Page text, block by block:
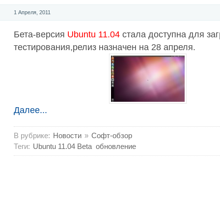
1 Апреля, 2011
Бета-версия Ubuntu 11.04 стала доступна для
тестирования,релиз назначен на 28 апреля.
Далее...
В рубрике: Новости » Софт-обзор
Теги: Ubuntu 11.04 Beta обновление